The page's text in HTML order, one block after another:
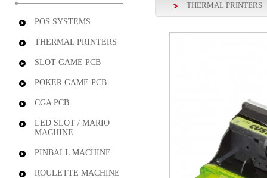
POS SYSTEMS
THERMAL PRINTERS
SLOT GAME PCB
POKER GAME PCB
CGA PCB
LED SLOT / MARIO
MACHINE
PINBALL MACHINE
ROULETTE MACHINE
THERMAL PRINTERS